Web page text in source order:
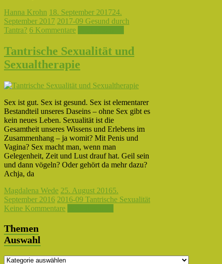
Hanna Krohn 18. September 201724.
September 2017 2017-09 Gesund durch
Tantra? 6 Kommentare
Tantrische Sexualität und
Sexualtherapie
Sex ist gut. Sex ist gesund. Sex ist elementarer
Bestandteil unseres Daseins – ohne Sex gibt es
kein neues Leben. Sexualität ist die
Gesamtheit unseres Wissens und Erlebens im
Zusammenhang – ja womit? Mit Penis und
Vagina? Sex macht man, wenn man
Gelegenheit, Zeit und Lust drauf hat. Geil sein
und dann vögeln? Oder gehört da mehr dazu?
Achja, da
Magdalena Wede 25. August 20165.
September 2016 2016-09 Tantrische Sexualität
Keine Kommentare
Themen
Auswahl
Themen